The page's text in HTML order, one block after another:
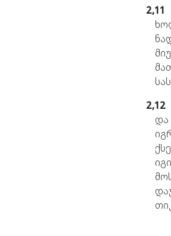
2,11
2,12
და